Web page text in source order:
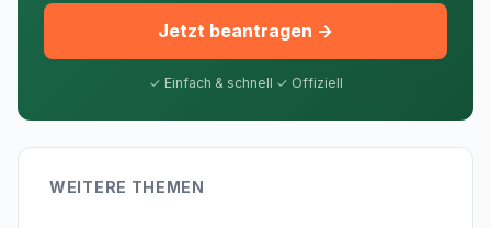
Jetzt beantragen →
✓ Einfach & schnell ✓ Offiziell
WEITERE THEMEN